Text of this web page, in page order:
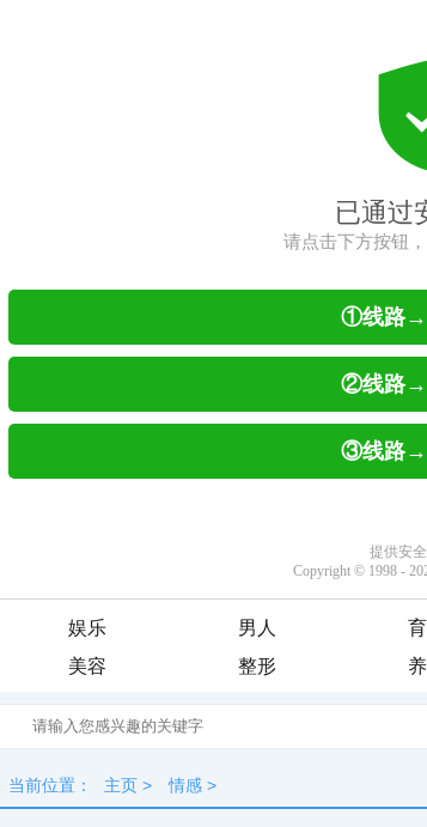
娱乐 男人
美容
整形
当前位置： 主页 > 情感 >